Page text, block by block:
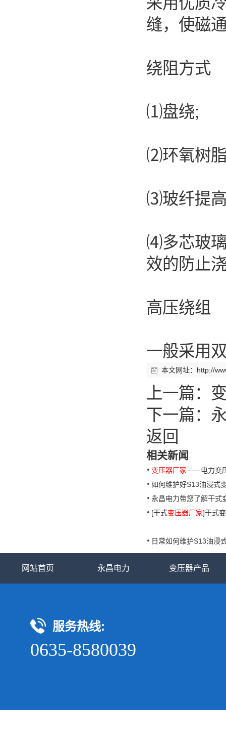
缝，使磁
绕阻方式
⑴盘绕;
⑵环氧树
⑶玻纤提
⑷多芯玻
效的防止
高压绕组
一般采用
本文网址： http://
上一篇：
下一篇：
返回
相关新闻
变压器厂家——电力变
如何维护好S13油浸式
永昌电力带您了解干式
[干式变压器厂家]干式
日常如何维护S13油浸
网站首页 永昌电力 变压器产品
服务热线:
0635-8580039